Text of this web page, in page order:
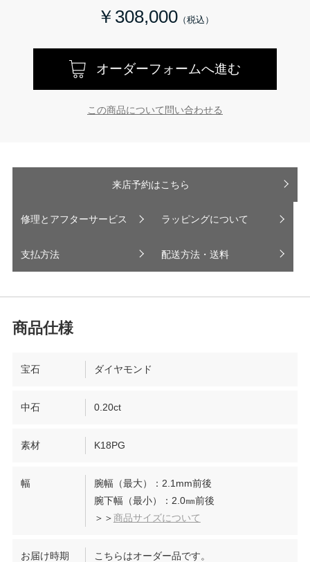
￥308,000
オーダーフォームへ進む
この商品について問い合わせる
来店予約はこちら
修理とアフターサービス ラッピングについて
支払方法 配送方法・送料
宝石 ダイヤモンド
中石 0.20ct
素材 K18PG
幅
腕幅（最大）：2.1mm前後
腕下幅（最小）：2.0㎜前後
＞＞商品サイズについて
お届け時期
こちらはオーダー品です。